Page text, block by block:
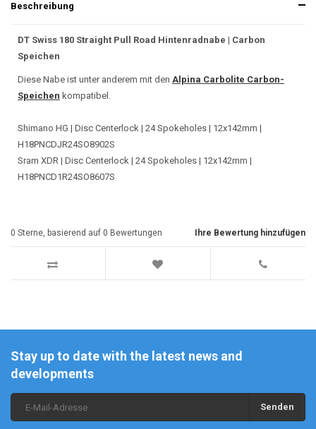
Beschreibung
DT Swiss 180 Straight Pull Road Hintenradnabe | Carbon
Speichen
Diese Nabe ist unter anderem mit den Alpina Carbolite Carbon-
Speichen kompatibel.
Shimano HG | Disc Centerlock | 24 Spokeholes | 12x142mm |
H18PNCDJR24SO8902S
Sram XDR | Disc Centerlock | 24 Spokeholes | 12x142mm |
H18PNCD1R24SO8607S
Ihre Bewertung hinzufügen
0 Sterne, basierend auf 0 Bewertungen
Stay up to date with the latest news and
developments
Senden